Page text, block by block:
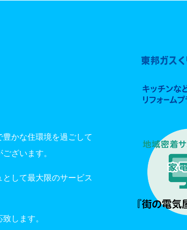
かな住環境を過ごして
ざいます。
して最大限のサービス
します。